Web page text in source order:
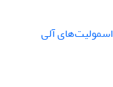
اسمولیت‌های آلی